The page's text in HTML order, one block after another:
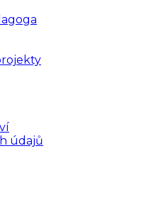
údajů